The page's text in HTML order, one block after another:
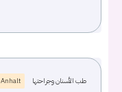
طب الأسنان وجراحتها